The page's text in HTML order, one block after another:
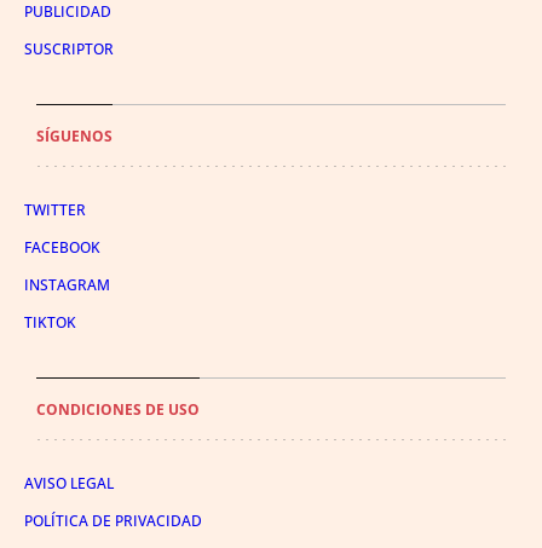
PUBLICIDAD
SUSCRIPTOR
SÍGUENOS
TWITTER
FACEBOOK
INSTAGRAM
TIKTOK
CONDICIONES DE USO
AVISO LEGAL
POLÍTICA DE PRIVACIDAD